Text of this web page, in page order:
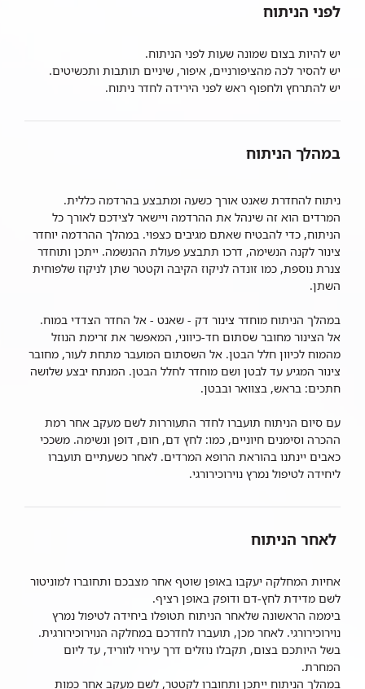
לפני הניתוח
יש להיות בצום שמונה שעות לפני הניתוח.
יש להסיר לכה מהציפורניים, איפור, שיניים תותבות ותכשיטים.
יש להתרחץ ולחפוף ראש לפני הירידה לחדר ניתוח.
במהלך הניתוח
ניתוח להחדרת שאנט אורך כשעה ומתבצע בהרדמה כללית.
המרדים הוא זה שינהל את ההרדמה ויישאר לצידכם לאורך כל
הניתוח, כדי להבטיח שאתם מגיבים כצפוי. במהלך ההרדמה יוחדר
צינור לקנה הנשימה, דרכו תתבצע פעולת ההנשמה. ייתכן ותוחדר
צנרת נוספת, כמו זונדה לניקוז הקיבה וקטטר שתן לניקוז שלפוחית
השתן.
במהלך הניתוח מוחדר צינור דק - שאנט - אל החדר הצדדי במוח.
אל הצינור מחובר שסתום חד-כיווני, המאפשר את זרימת הנוזל
מהמוח לכיוון חלל הבטן. אל השסתום המועבר מתחת לעור, מחובר
צינור המגיע עד לבטן ושם מוחדר לחלל הבטן. המנתח יבצע שלושה
חתכים: בראש, בצוואר ובבטן.
עם סיום הניתוח תועברו לחדר התעוררות לשם מעקב אחר רמת
ההכרה וסימנים חיוניים, כמו: לחץ דם, חום, דופן ונשימה. משככי
כאבים יינתנו בהוראת הרופא המרדים. לאחר כשעתיים תועברו
ליחידה לטיפול נמרץ נוירוכירורגי.
לאחר הניתוח
אחיות המחלקה יעקבו באופן שוטף אחר מצבכם ותחוברו למוניטור
לשם מדידת לחץ-דם ודופק באופן רציף.
ביממה הראשונה שלאחר הניתוח תטופלו ביחידה לטיפול נמרץ
נוירוכירורגי. לאחר מכן, תועברו לחדרכם במחלקה הנוירוכירורגית.
בשל היותכם בצום, תקבלו נוזלים דרך עירוי לווריד, עד ליום
המחרת.
במהלך הניתוח ייתכן ותחוברו לקטטר, לשם מעקב אחר כמות